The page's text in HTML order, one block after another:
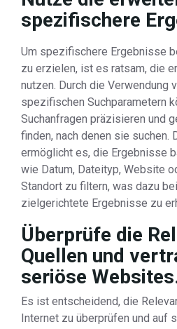
spezifischere
Um spezifischere Ergebnisse
zu erzielen, ist es ratsam, die
nutzen. Durch die Verwendung
spezifischen Suchparametern
Suchanfragen präzisieren und
finden, nach denen sie suchen.
ermöglicht es, die Ergebnisse
wie Datum, Dateityp, Website
Standort zu filtern, was dazu
zielgerichtete Ergebnisse zu
Überprüfe die
Quellen und
seriöse
Es ist entscheidend, die
Internet zu überprüfen und auf